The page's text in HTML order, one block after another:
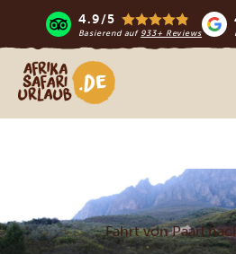
4.9/5
Basierend auf 933+ Reviews
Afrika Safari Urlaub
Fahrt von Paarl